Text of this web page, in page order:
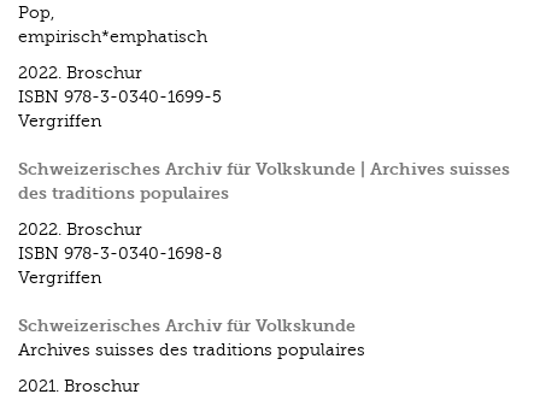
Pop,
empirisch*emphatisch
2022. Broschur
ISBN 978-3-0340-1699-5
Vergriffen
Schweizerisches Archiv für Volkskunde | Archives suisses
des traditions populaires
2022. Broschur
ISBN 978-3-0340-1698-8
Vergriffen
Schweizerisches Archiv für Volkskunde
Archives suisses des traditions populaires
2021. Broschur